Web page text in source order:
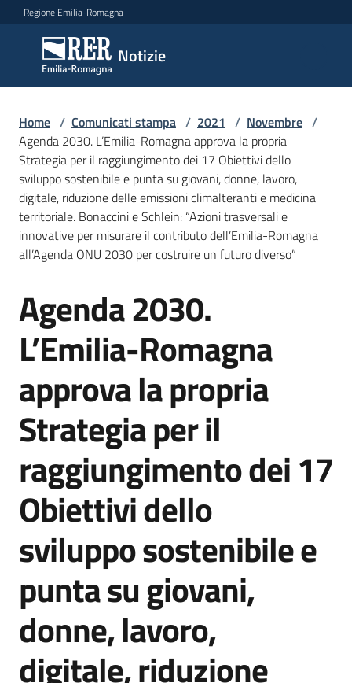
Vai al contenuto
Vai alla navigazione
Vai al footer
Regione Emilia-Romagna
Notizie
Notizie
Comunicati
stampa
Menu selezionato
Cerca
un
comunicato
Risorse
Agenzia
di
informazione
e
comunicazione
Seguici
su
Home / Comunicati stampa / 2021 / Novembre /
Agenda 2030. L’Emilia-Romagna approva la propria
Strategia per il raggiungimento dei 17 Obiettivi dello
sviluppo sostenibile e punta su giovani, donne, lavoro,
digitale, riduzione delle emissioni climalteranti e medicina
territoriale. Bonaccini e Schlein: “Azioni trasversali e
innovative per misurare il contributo dell’Emilia-Romagna
all’Agenda ONU 2030 per costruire un futuro diverso”
Salta al contenuto
Agenda 2030.
L’Emilia-Romagna
approva la propria
Strategia per il
raggiungimento dei 17
Obiettivi dello
sviluppo sostenibile e
punta su giovani,
donne, lavoro,
digitale, riduzione